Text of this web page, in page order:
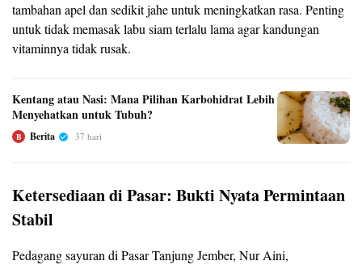
tambahan apel dan sedikit jahe untuk meningkatkan rasa. Penting
untuk tidak memasak labu siam terlalu lama agar kandungan
vitaminnya tidak rusak.
Kentang atau Nasi: Mana Pilihan Karbohidrat Lebih
Menyehatkan untuk Tubuh?
B Berita 37 hari
Ketersediaan di Pasar: Bukti Nyata Permintaan
Stabil
Pedagang sayuran di Pasar Tanjung Jember, Nur Aini,